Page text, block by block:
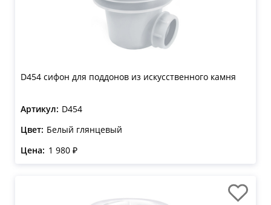
D454 сифон для поддонов из искусственного камня
Артикул: D454
Цвет: Белый глянцевый
Цена: 1 980 ₽